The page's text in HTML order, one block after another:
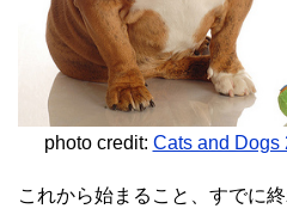
photo credit: Cats and Dogs
これから始まること、すでに